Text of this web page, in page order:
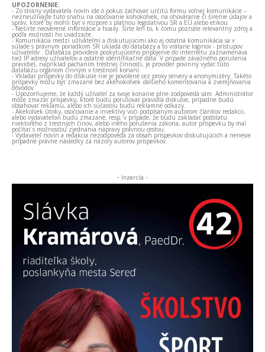
UPOZORNENIE:
- Zo strany vydavateľa novín ide o pokus zachovať určitú formu voľnej komunikácie –
nezneužívajte túto snahu na osočovanie kohokoľvek, na ohováranie či šírenie údajov a
správ, ktoré by mohli byť v rozpore s platnou legislatívou SR a EÚ alebo etikou.
- Nešírte neoverené informácie a hoaxy. Šírte len to, k čomu poznáte relevantný zdroj a
podľa možnosti ho uvádzajte.
- Komunikácia medzi užívateľmi a diskutujúcimi ako aj ostatná komunikácia sa v
súlade s právnym poriadkom SR ukladá do databázy a to vrátane loginov - prístupov
užívateľov . Databáza providera poskytujúceho pripojenie do internetu zaznamenáva
tiež IP adresy užívateľov a ostatné identifikačné dáta. V prípade závažného porušenia
pravidiel, napríklad páchaním trestnej činnosti, je provider povinný vydať túto
databázu orgánom činným v trestnom konaní.
- Vkladať príspevky do diskusie nie je povolené cez proxy servery a anonymizéry. Takéto
príspevky môžu byť zmazané bez akéhokoľvek ďalšieho komentovania a zverejňovania
dôvodov.
- Upozorňujeme, že každý užívateľ za svoje konanie plne zodpovedá sám. Administrátor
môže zmazať príspevky, ktoré budú porušovať pravidlá diskusie, prípadne budú
obsahovať reklamu, alebo ich súčasťou budú reklamné odkazy.
- Akékoľvek útoky, osočovanie a invektívy voči podpísaným autorom článkov redakcii,
alebo vydavateľovi budú zmazané, resp. v prípade, že budú zakladať podstatu
niektorého z trestných činov, alebo iného porušenia zákona, autor príspevku by mal
počítať s možnosťou zjednania nápravy právnou cestou.
- Vydavateľ novín a redakcia nezodpovedá za obsah príspevkov diskutujúcich a nenesie
prípadné právne následky za názory autorov príspevkov.
- Inzercia -